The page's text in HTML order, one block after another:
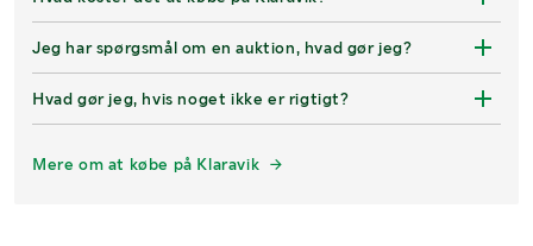
Jeg har spørgsmål om en auktion, hvad gør jeg?
Hvad gør jeg, hvis noget ikke er rigtigt?
Mere om at købe på Klaravik